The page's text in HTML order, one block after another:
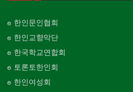
한인문인협회
한인교향악단
한국학교연합회
토론토한인회
한인여성회